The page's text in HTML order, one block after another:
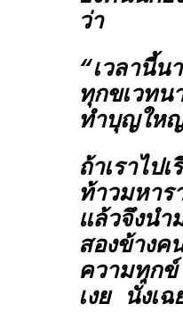
ว่า
“เวลานี้น
ทุกขเวท
ทำบุญให
ถ้าเราไป
ท้าวมหา
แล้วจึงน
สองข้างค
ความทุกข์
เงย นั่งเฉ